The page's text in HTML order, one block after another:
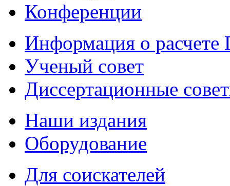
Конференции
Информация о
Ученый совет
Диссертационные
Наши издания
Оборудование
Для соискателей